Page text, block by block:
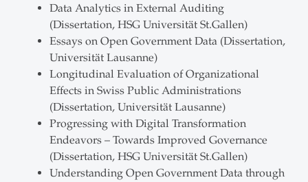
Data Analytics in External Auditing
(Dissertation, HSG Universität St.Gallen)
Essays on Open Government Data (Dissertation,
Universität Lausanne)
Longitudinal Evaluation of Organizational
Effects in Swiss Public Administrations
(Dissertation, Universität Lausanne)
Progressing with Digital Transformation
Endeavors – Towards Improved Governance
(Dissertation, HSG Universität St.Gallen)
Understanding Open Government Data through